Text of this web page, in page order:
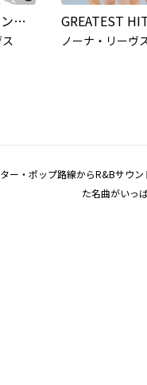
今夜はローリング・ストーン feat. RHYMESTER
ノーナ・リーヴ
・ポップ路線からR&Bサウ
た名曲がいっぱ